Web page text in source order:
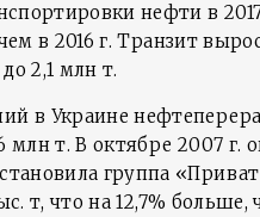
нефти в
в 2016 г. Транзит
2,1 млн т.
в Украине
т. В октябре 2007 г.
группа
т, что на 12,7% больше,